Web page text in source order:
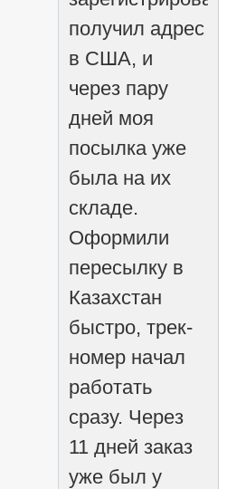
получил адрес
в США, и
через пару
дней моя
посылка уже
была на их
складе.
Оформили
пересылку в
Казахстан
быстро, трек-
номер начал
работать
сразу. Через
11 дней заказ
уже был у